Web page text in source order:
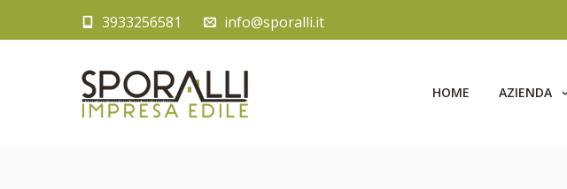
3933256581 info@sporalli.it
HOME AZIENDA